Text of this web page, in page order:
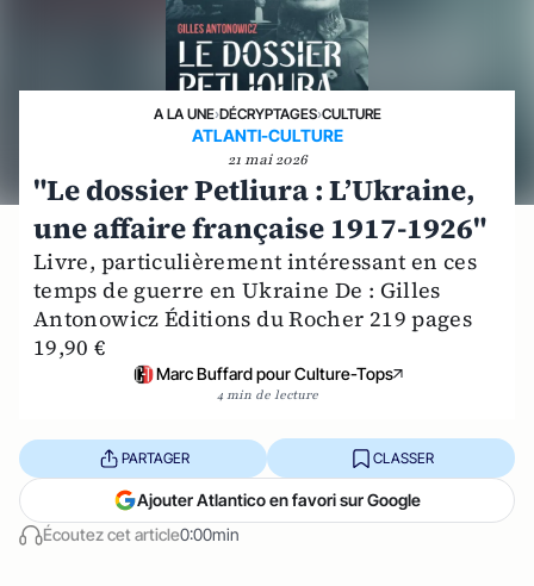
A LA UNE›DÉCRYPTAGES›CULTURE
ATLANTI-CULTURE
21 mai 2026
"Le dossier Petliura : L’Ukraine,
une affaire française 1917-1926"
Livre, particulièrement intéressant en ces
temps de guerre en Ukraine De : Gilles
Antonowicz Éditions du Rocher 219 pages
19,90 €
Marc Buffard pour Culture-Tops
4 min de lecture
Écoutez cet article0:00min
PARTAGER CLASSER
Ajouter Atlantico en favori sur Google